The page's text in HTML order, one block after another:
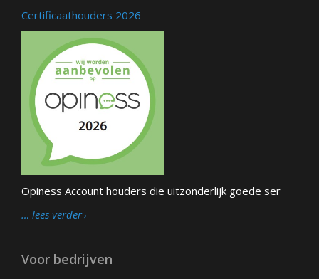
Certificaathouders 2026
Opiness Account houders die uitzonderlijk goede ser
… lees verder
Voor bedrijven